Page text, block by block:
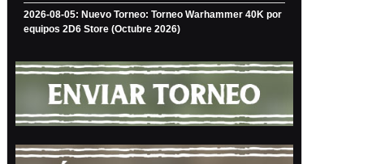
2026-08-05: Nuevo Torneo: Torneo Warhammer 40K por
equipos 2D6 Store (Octubre 2026)